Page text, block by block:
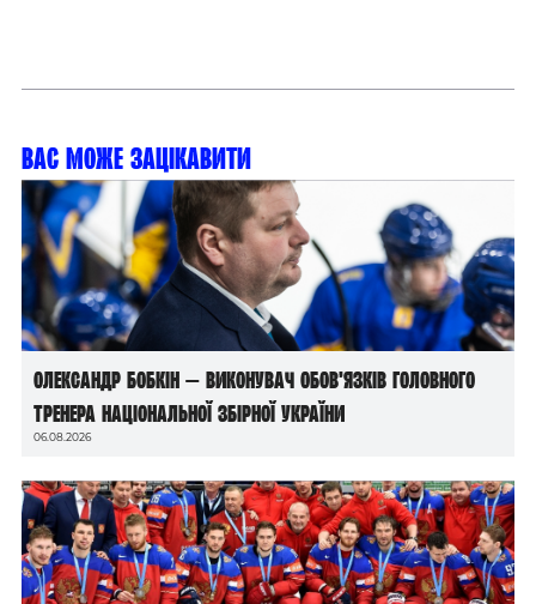
Вас може зацікавити
Олександр Бобкін — виконувач обов’язків головного
тренера національної збірної України
06.08.2026